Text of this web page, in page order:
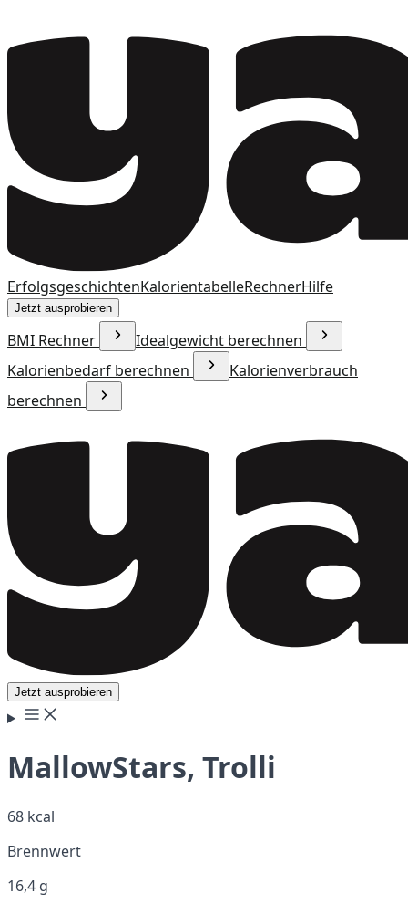
ErfolgsgeschichtenKalorientabelleRechnerHilfe
Jetzt ausprobieren
BMI Rechner
Idealgewicht berechnen
Kalorienbedarf berechnen
Kalorienverbrauch
berechnen
Jetzt ausprobieren
MallowStars, Trolli
68 kcal
Brennwert
16,4 g